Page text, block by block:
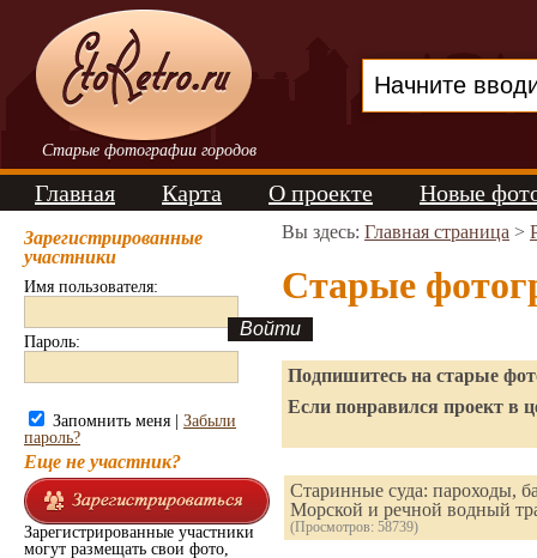
Старые фотографии городов
Главная Карта О проекте Новые
Зарегистрированные
участники
Имя пользователя:
Пароль:
Запомнить меня | Забыли
пароль?
Еще не участник?
Зарегистрированные участники
могут размещать свои фото,
Вы здесь: Главная страница >
Старые
Подпишитесь на старые
Если понравился проект в
Старинные суда: пароходы,
Морской и речной водный
(Просмотров: 58739)